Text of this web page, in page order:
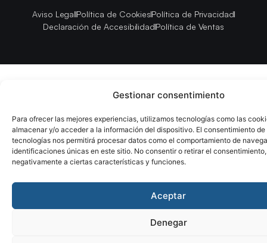
Gestionar consentimiento
Para ofrecer las mejores experiencias, utilizamos tecnologías como las
almacenar y/o acceder a la información del dispositivo. El consentimiento de
tecnologías nos permitirá procesar datos como el comportamiento de
identificaciones únicas en este sitio. No consentir o retirar el
negativamente a ciertas características y funciones.
Aceptar
Denegar
Aviso LegalPolítica de CookiesPolítica de Privacidad
Declaración de AccesibilidadPolítica de Ventas